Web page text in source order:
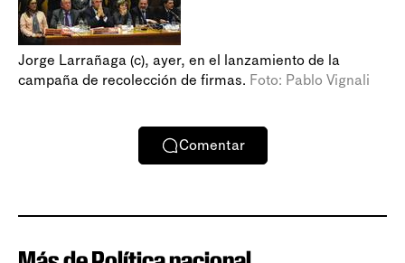
Jorge Larrañaga (c), ayer, en el lanzamiento de la
campaña de recolección de firmas. Foto: Pablo Vignali
Comentar